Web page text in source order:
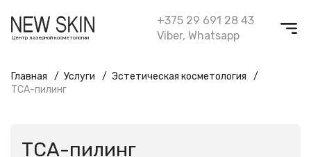
Центр лазерной косметологии
+375 29 691 28 43
Viber, Whatsapp
Главная Услуги
Эстетическая косметология
ТСА-пилинг
ТСА-пилинг